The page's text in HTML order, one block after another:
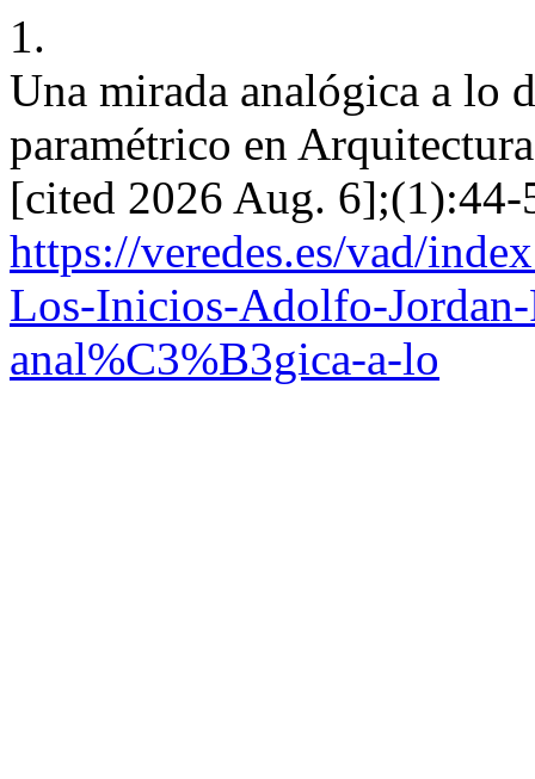
1.
Una mirada analógica a lo
paramétrico en
[cited 2026 Aug.
https://veredes.es/vad/
Los-Inicios-Adolfo-
anal%C3%B3gica-a-lo